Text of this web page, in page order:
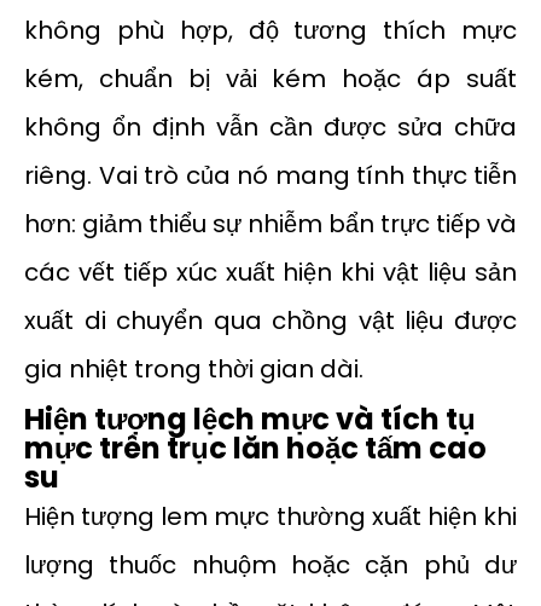
không phù hợp, độ tương thích mực
kém, chuẩn bị vải kém hoặc áp suất
không ổn định vẫn cần được sửa chữa
riêng. Vai trò của nó mang tính thực tiễn
hơn: giảm thiểu sự nhiễm bẩn trực tiếp và
các vết tiếp xúc xuất hiện khi vật liệu sản
xuất di chuyển qua chồng vật liệu được
gia nhiệt trong thời gian dài.
Hiện tượng lệch mực và tích tụ
mực trên trục lăn hoặc tấm cao
su
Hiện tượng lem mực thường xuất hiện khi
lượng thuốc nhuộm hoặc cặn phủ dư